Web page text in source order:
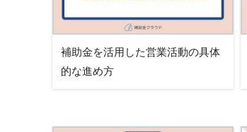
補助金を活用した営業活動の具体
的な進め方